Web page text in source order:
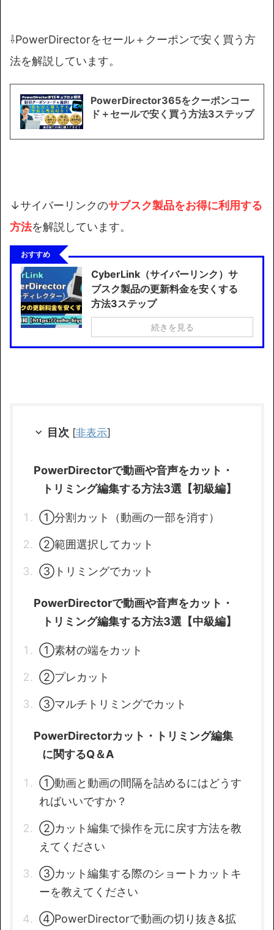
⇩PowerDirectorをセール＋クーポンで安く買う方
法を解説しています。
PowerDirector365をクーポンコー
ド＋セールで安く買う方法3ステップ
↓サイバーリンクのサブスク製品をお得に利用する
方法を解説しています。
おすすめ
CyberLink（サイバーリンク）サ
ブスク製品の更新料金を安くする
方法3ステップ
続きを見る
目次 [非表示]
PowerDirectorで動画や音声をカット・
トリミング編集する方法3選【初級編】
①分割カット（動画の一部を消す）
②範囲選択してカット
③トリミングでカット
PowerDirectorで動画や音声をカット・
トリミング編集する方法3選【中級編】
①素材の端をカット
②プレカット
③マルチトリミングでカット
PowerDirectorカット・トリミング編集
に関するQ＆A
①動画と動画の間隔を詰めるにはどうす
ればいいですか？
②カット編集で操作を元に戻す方法を教
えてください
③カット編集する際のショートカットキ
ーを教えてください
④PowerDirectorで動画の切り抜き&拡